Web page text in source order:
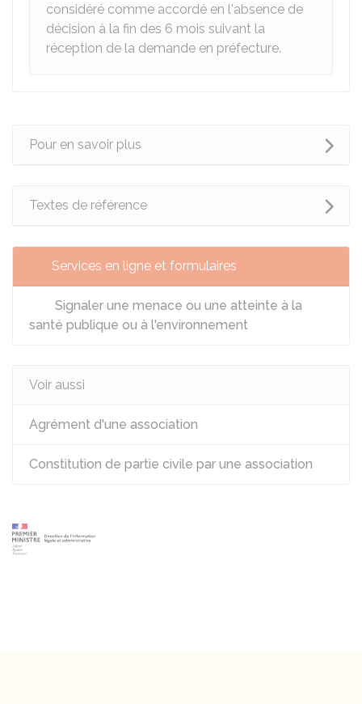
considéré comme accordé en l'absence de
décision à la fin des 6 mois suivant la
réception de la demande en préfecture.
Pour en savoir plus
Textes de référence
Services en ligne et formulaires
Signaler une menace ou une atteinte à la
santé publique ou à l'environnement
Voir aussi
Agrément d'une association
Constitution de partie civile par une association